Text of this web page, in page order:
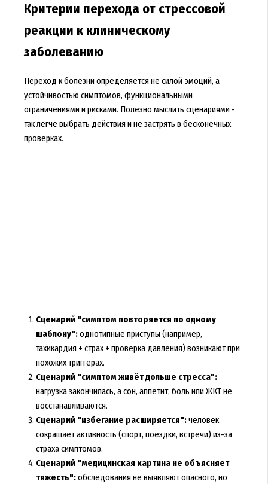
Критерии перехода от стрессовой
реакции к клиническому
заболеванию
Переход к болезни определяется не силой эмоций, а
устойчивостью симптомов, функциональными
ограничениями и рисками. Полезно мыслить сценариями -
так легче выбрать действия и не застрять в бесконечных
проверках.
Сценарий "симптом повторяется по одному
шаблону":однотипные приступы (например,
тахикардия + страх + проверка давления) возникают при
похожих триггерах.
Сценарий "симптом живёт дольше стресса":
нагрузка закончилась, а сон, аппетит, боль или ЖКТ не
восстанавливаются.
Сценарий "избегание расширяется":человек
сокращает активность (спорт, поездки, встречи) из-за
страха симптомов.
Сценарий "медицинская картина не объясняет
тяжесть":обследования не выявляют опасного, но